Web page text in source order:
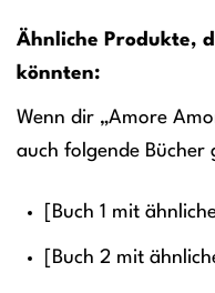
Ähnliche Produkte,
könnten:
Wenn dir „Amore
auch folgende Bücher
[Buch 1 mit
[Buch 2 mit